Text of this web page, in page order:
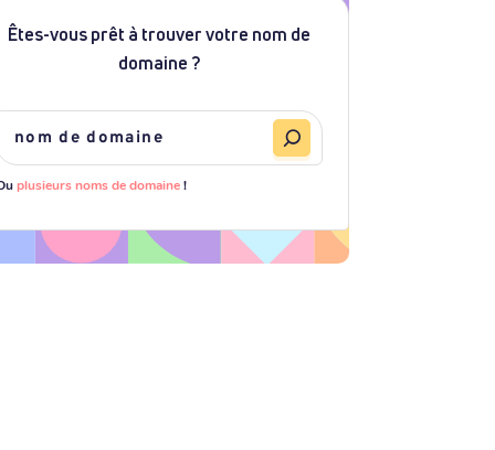
Êtes-vous prêt à trouver votre nom de
domaine ?
plusieurs noms de domaine!